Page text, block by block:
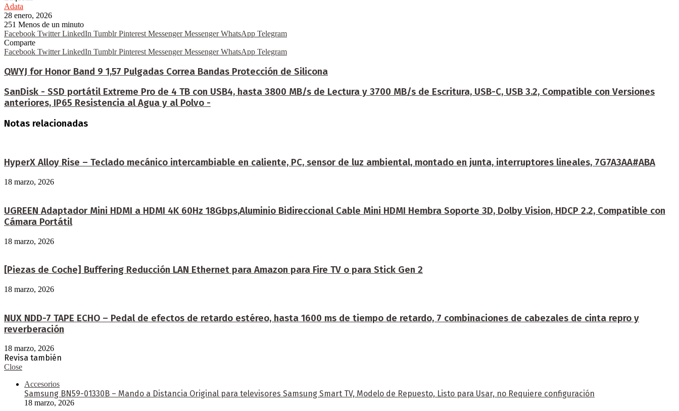
Adata
28 enero, 2026
251 Menos de un minuto
Facebook Twitter LinkedIn Tumblr Pinterest Messenger Messenger WhatsApp Telegram
Comparte
Facebook Twitter LinkedIn Tumblr Pinterest Messenger Messenger WhatsApp Telegram
QWYJ for Honor Band 9 1,57 Pulgadas Correa Bandas Protección de Silicona
SanDisk - SSD portátil Extreme Pro de 4 TB con USB4, hasta 3800 MB/s de Lectura y 3700 MB/s de Escritura, USB-C, USB 3.2, Compatible con Versiones
anteriores, IP65 Resistencia al Agua y al Polvo -
Notas relacionadas
HyperX Alloy Rise – Teclado mecánico intercambiable en caliente, PC, sensor de luz ambiental, montado en junta, interruptores lineales, 7G7A3AA#ABA
18 marzo, 2026
UGREEN Adaptador Mini HDMI a HDMI 4K 60Hz 18Gbps,Aluminio Bidireccional Cable Mini HDMI Hembra Soporte 3D, Dolby Vision, HDCP 2.2, Compatible con
Cámara Portátil
18 marzo, 2026
[Piezas de Coche] Buffering Reducción LAN Ethernet para Amazon para Fire TV o para Stick Gen 2
18 marzo, 2026
NUX NDD-7 TAPE ECHO – Pedal de efectos de retardo estéreo, hasta 1600 ms de tiempo de retardo, 7 combinaciones de cabezales de cinta repro y
reverberación
18 marzo, 2026
Revisa también
Close
Accesorios
Samsung BN59-01330B – Mando a Distancia Original para televisores Samsung Smart TV, Modelo de Repuesto, Listo para Usar, no Requiere configuración
18 marzo, 2026